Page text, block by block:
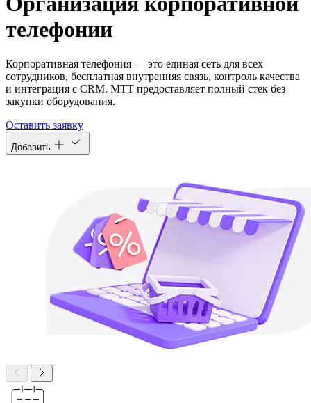
телефонии
Корпоративная телефония — это единая сеть для всех
сотрудников, бесплатная внутренняя связь, контроль качества
и интеграция с CRM. МТТ предоставляет полный стек без
закупки оборудования.
Оставить заявку
Добавить